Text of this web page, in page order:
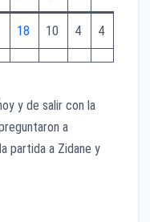
18 10 4 4
y de salir con la
a
partida a Zidane y